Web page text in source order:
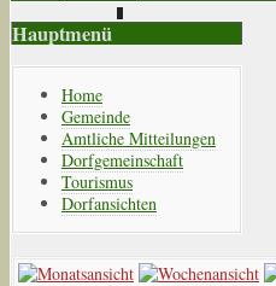
Hauptmenü
Home
Gemeinde
Amtliche Mitteilungen
Dorfgemeinschaft
Tourismus
Dorfansichten